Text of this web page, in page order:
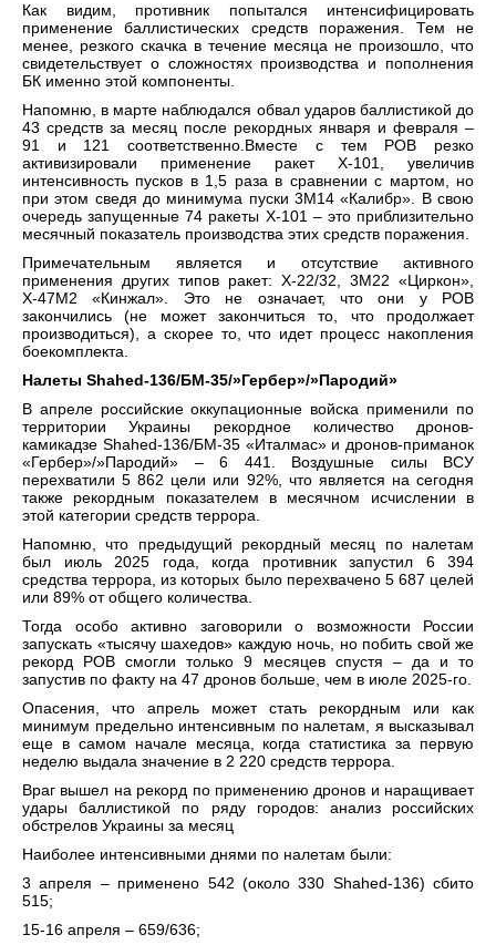
Как видим, противник попытался интенсифицировать
применение баллистических средств поражения. Тем не
менее, резкого скачка в течение месяца не произошло, что
свидетельствует о сложностях производства и пополнения
БК именно этой компоненты.
Напомню, в марте наблюдался обвал ударов баллистикой до
43 средств за месяц после рекордных января и февраля –
91 и 121 соответственно.Вместе с тем РОВ резко
активизировали применение ракет Х-101, увеличив
интенсивность пусков в 1,5 раза в сравнении с мартом, но
при этом сведя до минимума пуски 3М14 «Калибр». В свою
очередь запущенные 74 ракеты Х-101 – это приблизительно
месячный показатель производства этих средств поражения.
Примечательным является и отсутствие активного
применения других типов ракет: Х-22/32, 3М22 «Циркон»,
Х-47М2 «Кинжал». Это не означает, что они у РОВ
закончились (не может закончиться то, что продолжает
производиться), а скорее то, что идет процесс накопления
боекомплекта.
Налеты Shahed-136/БМ-35/»Гербер»/»Пародий»
В апреле российские оккупационные войска применили по
территории Украины рекордное количество дронов-
камикадзе Shahed-136/БМ-35 «Италмас» и дронов-приманок
«Гербер»/»Пародий» – 6 441. Воздушные силы ВСУ
перехватили 5 862 цели или 92%, что является на сегодня
также рекордным показателем в месячном исчислении в
этой категории средств террора.
Напомню, что предыдущий рекордный месяц по налетам
был июль 2025 года, когда противник запустил 6 394
средства террора, из которых было перехвачено 5 687 целей
или 89% от общего количества.
Тогда особо активно заговорили о возможности России
запускать «тысячу шахедов» каждую ночь, но побить свой же
рекорд РОВ смогли только 9 месяцев спустя – да и то
запустив по факту на 47 дронов больше, чем в июле 2025-го.
Опасения, что апрель может стать рекордным или как
минимум предельно интенсивным по налетам, я высказывал
еще в самом начале месяца, когда статистика за первую
неделю выдала значение в 2 220 средств террора.
Враг вышел на рекорд по применению дронов и наращивает
удары баллистикой по ряду городов: анализ российских
обстрелов Украины за месяц
Наиболее интенсивными днями по налетам были:
3 апреля – применено 542 (около 330 Shahed-136) сбито
515;
15-16 апреля – 659/636;